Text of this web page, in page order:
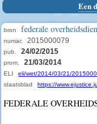
Een
bron federale
numac 2015000079
pub. 24/02/2015
prom. 21/03/2014
ELI
eli/wet/2014/03/21/
staatsblad
https://
FEDERALE